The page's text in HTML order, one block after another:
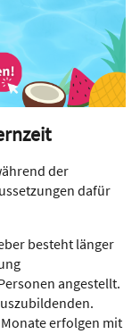
der
dafür
besteht länger
angestellt.
erfolgen mit